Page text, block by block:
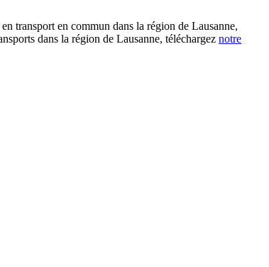
transport en commun dans la région de Lausanne,
dans la région de Lausanne, téléchargez notre